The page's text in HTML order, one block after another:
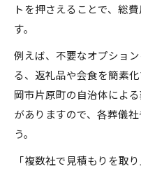
トを押さえることで、総
す。
例えば、不要なオプショ
る、返礼品や会食を簡素
岡市片原町の自治体によ
がありますので、各葬儀
う。
「複数社で見積もりを取